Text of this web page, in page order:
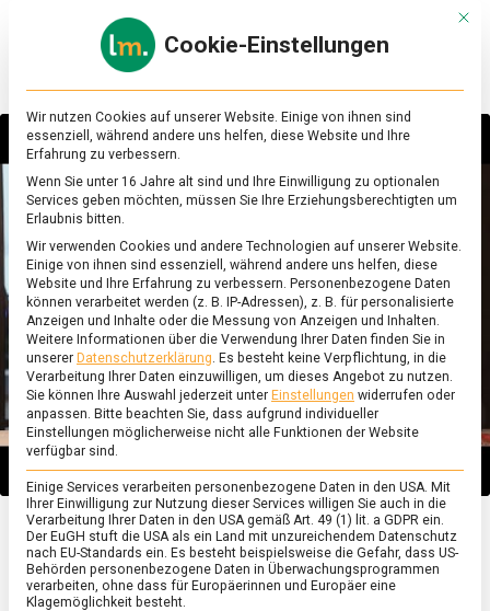
Online-
Magazin
zu
&
Ernährung
Sie sehen gerade einen Platzhalterinhalt von
. Um auf den eigentlichen Inhalt
unten. Bitte beachten Sie, dass dabei Daten an
Drittanbieter weitergegeben werden.
Mehr Informationen
Inhalt entsperren
Erforderlichen Service akzeptieren und
Inhalte entsperren
POLITIK/ TV
Coronakrise und mehr:
Mit
Cookie-Einstellungen
Wir nutzen Cookies auf unserer Website. Einige von ihnen sind
essenziell, während andere uns helfen, diese Website und Ihre
Erfahrung zu verbessern.
Wenn Sie unter 16 Jahre alt sind und Ihre Einwilligung zu optionalen
Services geben möchten, müssen Sie Ihre Erziehungsberechtigten um
Erlaubnis bitten.
Wir verwenden Cookies und andere Technologien auf unserer Website.
Einige von ihnen sind essenziell, während andere uns helfen, diese
Website und Ihre Erfahrung zu verbessern. Personenbezogene Daten
können verarbeitet werden (z. B. IP-Adressen), z. B. für personalisierte
Anzeigen und Inhalte oder die Messung von Anzeigen und Inhalten.
Weitere Informationen über die Verwendung Ihrer Daten finden Sie in
unserer Datenschutzerklärung. Es besteht keine Verpflichtung, in die
Verarbeitung Ihrer Daten einzuwilligen, um dieses Angebot zu nutzen.
Sie können Ihre Auswahl jederzeit unter Einstellungen widerrufen oder
anpassen. Bitte beachten Sie, dass aufgrund individueller
Einstellungen möglicherweise nicht alle Funktionen der Website
verfügbar sind.
Einige Services verarbeiten personenbezogene Daten in den USA. Mit
Ihrer Einwilligung zur Nutzung dieser Services willigen Sie auch in die
Verarbeitung Ihrer Daten in den USA gemäß Art. 49 (1) lit. a GDPR ein.
Der EuGH stuft die USA als ein Land mit unzureichendem Datenschutz
nach EU-Standards ein. Es besteht beispielsweise die Gefahr, dass US-
Behörden personenbezogene Daten in Überwachungsprogrammen
verarbeiten, ohne dass für Europäerinnen und Europäer eine
Klagemöglichkeit besteht.